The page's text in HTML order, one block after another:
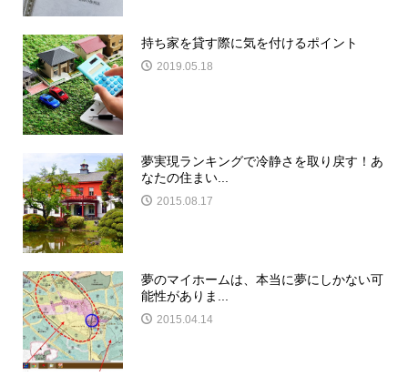
持ち家を貸す際に気を付けるポイント
2019.05.18
夢実現ランキングで冷静さを取り戻す！あ
なたの住まい...
2015.08.17
夢のマイホームは、本当に夢にしかない可
能性がありま...
2015.04.14